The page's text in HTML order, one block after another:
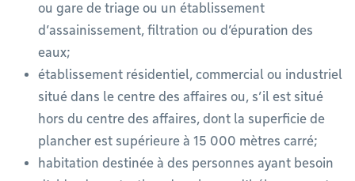
ou gare de triage ou un établissement
d’assainissement, filtration ou d’épuration des
eaux;
établissement résidentiel, commercial ou industriel
situé dans le centre des affaires ou, s’il est situé
hors du centre des affaires, dont la superficie de
plancher est supérieure à 15 000 mètres carré;
habitation destinée à des personnes ayant besoin